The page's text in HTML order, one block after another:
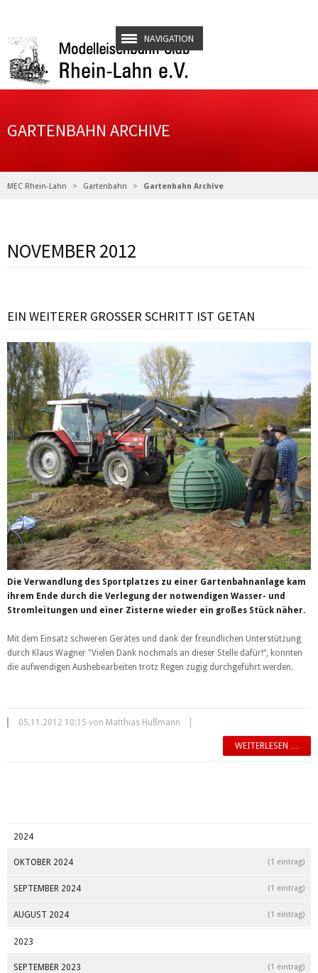
NAVIGATION
GARTENBAHN ARCHIVE
MEC Rhein-Lahn Gartenbahn Gartenbahn Archive
NOVEMBER 2012
EIN WEITERER GROSSER SCHRITT IST GETAN
Die Verwandlung des Sportplatzes zu einer Gartenbahnanlage kam
ihrem Ende durch die Verlegung der notwendigen Wasser- und
Stromleitungen und einer Zisterne wieder ein großes Stück näher.
Mit dem Einsatz schweren Gerätes und dank der freundlichen Unterstützung
durch Klaus Wagner "Vielen Dank nochmals an dieser Stelle dafür!“, konnten
die aufwendigen Aushebearbeiten trotz Regen zügig durchgeführt werden.
05.11.2012 10:15 von Matthias Hußmann
WEITERLESEN …
2024
OKTOBER 2024 (1 eintrag)
SEPTEMBER 2024 (1 eintrag)
AUGUST 2024 (1 eintrag)
2023
SEPTEMBER 2023 (1 eintrag)